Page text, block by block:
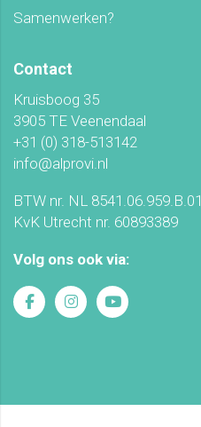
Samenwerken?
Contact
Kruisboog 35
3905 TE Veenendaal
+31 (0) 318-513142
info@alprovi.nl
BTW nr. NL 8541.06.959.B.01
KvK Utrecht nr. 60893389
Volg ons ook via: